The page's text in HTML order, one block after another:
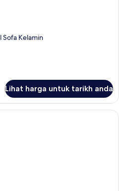
Sofa Kelamin
Lihat harga untuk tarikh anda
Studio, Garden View | Peralatan